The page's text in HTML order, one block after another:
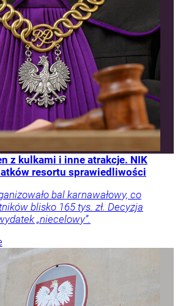
z kulkami i inne atrakcje. NIK
resortu sprawiedliwości
bal karnawałowy, co
blisko 165 tys. zł. Decyzja
„niecelowy”.